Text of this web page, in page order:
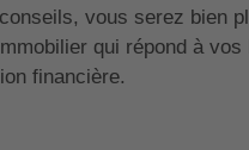
vous serez bien
qui répond à vos
financière.